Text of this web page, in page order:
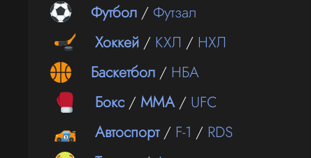
Футбол /Футзал
Хоккей / КХЛ / НХЛ
Баскетбол / НБА
Бокс / ММА/ UFC
Автоспорт/ F-1 / RDS